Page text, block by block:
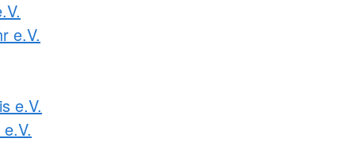
e.V.
e.V.